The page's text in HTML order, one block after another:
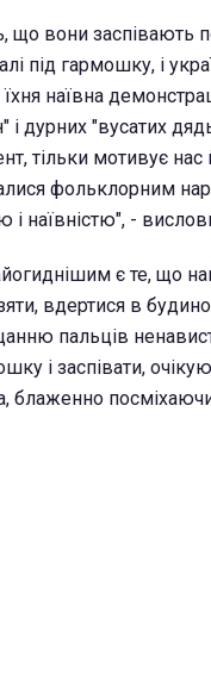
що вони заспівають
під гармошку, і
наївна
і дурних "вусатих
тільки мотивує
фольклорним
і наївністю", -
є те, що
вдертися в
пальців
і заспівати,
блаженно